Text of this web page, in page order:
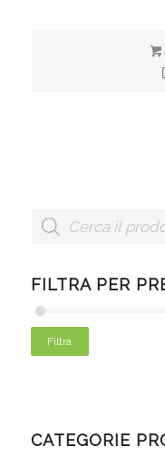
FILTRA PER
Filtra
CATEGORIE